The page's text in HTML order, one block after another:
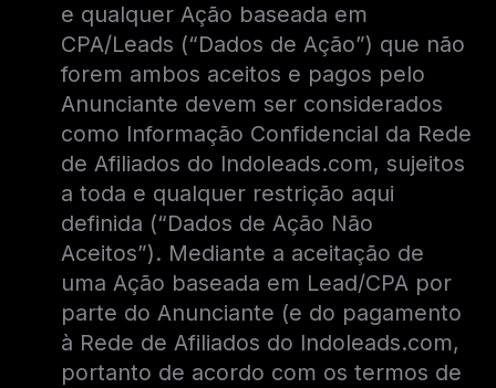
e qualquer Ação baseada em
CPA/Leads (“Dados de Ação”) que não
forem ambos aceitos e pagos pelo
Anunciante devem ser considerados
como Informação Confidencial da Rede
de Afiliados do Indoleads.com, sujeitos
a toda e qualquer restrição aqui
definida (“Dados de Ação Não
Aceitos”). Mediante a aceitação de
uma Ação baseada em Lead/CPA por
parte do Anunciante (e do pagamento
à Rede de Afiliados do Indoleads.com,
portanto de acordo com os termos de